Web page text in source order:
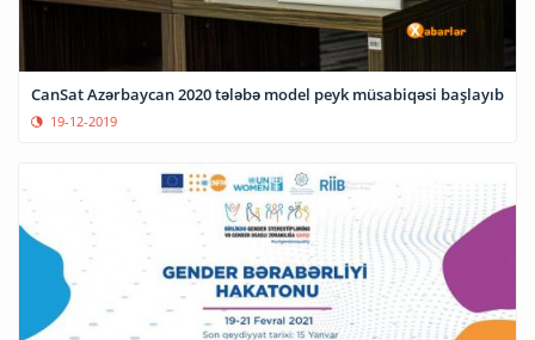
CanSat Azərbaycan 2020 tələbə model peyk müsabiqəsi başlayıb
19-12-2019